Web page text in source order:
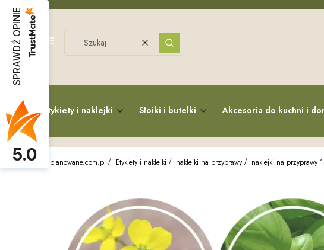
Menu
WyczyśćSzukaj
Etykiety i naklejki Słoiki i butelki Akcesoria do kuchni i
zaplanowane.com.pl Etykiety i naklejki naklejki na przyprawy naklejki na przyprawy
SPRAWDŹ OPINIE
5.0